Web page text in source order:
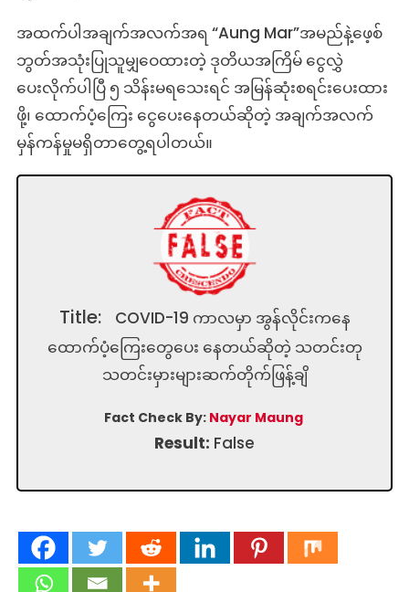
အထက်ပါအချက်အလက်အရ “Aung Mar”အမည်နဲ့ဖေ့စ်
ဘွတ်အသုံးပြုသူမျှဝေထားတဲ့ ဒုတိယအကြိမ် ငွေလွှဲ
ပေးလိုက်ပါပြီ ၅ သိန်းမရသေးရင် အမြန်ဆုံးစရင်းပေးထား
ဖို့၊ ထောက်ပံ့ကြေး ငွေပေးနေတယ်ဆိုတဲ့ အချက်အလက်
မှန်ကန်မှုမရှိတာတွေ့ရပါတယ်။
Title:
COVID-19 ကာလမှာ အွန်လိုင်းကနေ
ထောက်ပံ့ကြေးတွေပေး နေတယ်ဆိုတဲ့ သတင်းတု
သတင်းမှားများဆက်တိုက်ဖြန့်ချိ
Fact Check By: Nayar Maung
Result: False